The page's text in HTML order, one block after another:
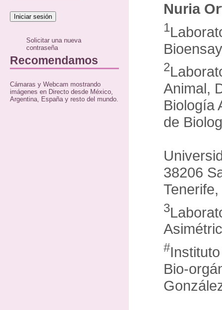
Solicitar una nueva
contraseña
Recomendamos
Cámaras y Webcam mostrando
imágenes en Directo desde México,
Argentina, España y resto del mundo.
Nuria
1
2
Animal,
Biología
de
38206
3
#
Bio-